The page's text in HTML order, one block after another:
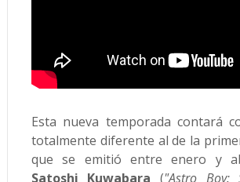
Esta nueva temporada contará
totalmente diferente al de la
que se emitió entre enero y
Satoshi Kuwabara ("Astro Boy: